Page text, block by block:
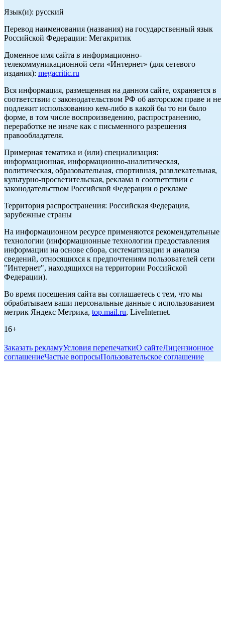
Язык(и): русский
Перевод наименования (названия) на государственный язык
Российской Федерации: Мегакритик
Доменное имя сайта в информационно-
телекоммуникационной сети «Интернет» (для сетевого
издания): megacritic.ru
Вся информация, размещенная на данном сайте, охраняется в
соответствии с законодательством РФ об авторском праве и не
подлежит использованию кем-либо в какой бы то ни было
форме, в том числе воспроизведению, распространению,
переработке не иначе как с письменного разрешения
правообладателя.
Примерная тематика и (или) специализация:
информационная, информационно-аналитическая,
политическая, образовательная, спортивная, развлекательная,
культурно-просветительская, реклама в соответствии с
законодательством Российской Федерации о рекламе
Территория распространения: Российская Федерация,
зарубежные страны
На информационном ресурсе применяются рекомендательные
технологии (информационные технологии предоставления
информации на основе сбора, систематизации и анализа
сведений, относящихся к предпочтениям пользователей сети
"Интернет", находящихся на территории Российской
Федерации).
Во время посещения сайта вы соглашаетесь с тем, что мы
обрабатываем ваши персональные данные с использованием
метрик Яндекс Метрика, top.mail.ru, LiveInternet.
16+
Заказать рекламуУсловия перепечаткиО сайтеЛицензионное
соглашениеЧастые вопросыПользовательское соглашение